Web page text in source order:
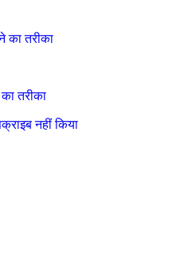
का तरीका
तरीका
नहीं किया